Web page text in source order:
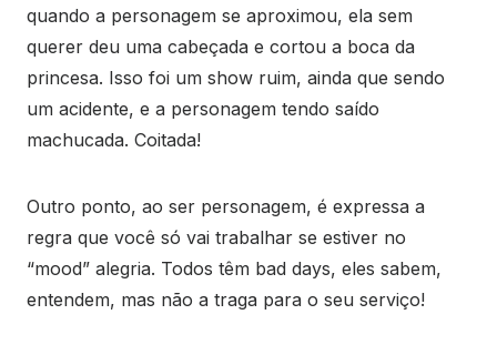
quando a personagem se aproximou, ela sem
querer deu uma cabeçada e cortou a boca da
princesa. Isso foi um show ruim, ainda que sendo
um acidente, e a personagem tendo saído
machucada. Coitada!
Outro ponto, ao ser personagem, é expressa a
regra que você só vai trabalhar se estiver no
“mood” alegria. Todos têm bad days, eles sabem,
entendem, mas não a traga para o seu serviço!